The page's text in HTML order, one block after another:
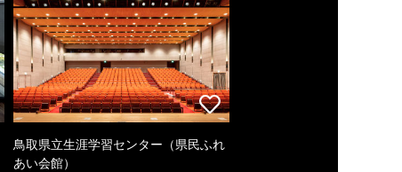
鳥取県立生涯学習センター（県民ふれ
あい会館）